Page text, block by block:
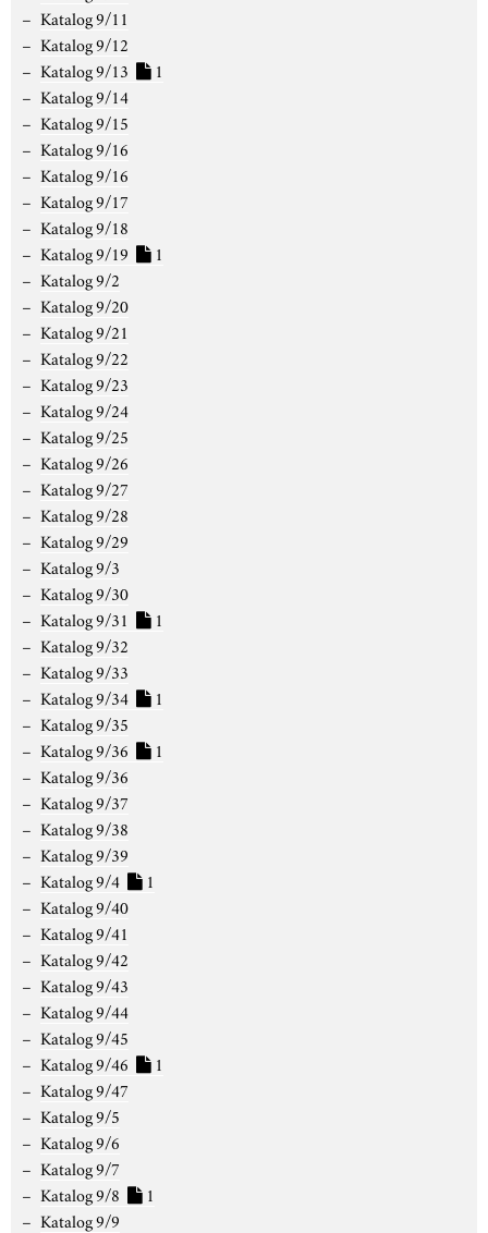
Katalog 9/11
Katalog 9/12
Katalog 9/13
1
Katalog 9/14
Katalog 9/15
Katalog 9/16
Katalog 9/16
Katalog 9/17
Katalog 9/18
Katalog 9/19
1
Katalog 9/2
Katalog 9/20
Katalog 9/21
Katalog 9/22
Katalog 9/23
Katalog 9/24
Katalog 9/25
Katalog 9/26
Katalog 9/27
Katalog 9/28
Katalog 9/29
Katalog 9/3
Katalog 9/30
Katalog 9/31
1
Katalog 9/32
Katalog 9/33
Katalog 9/34
1
Katalog 9/35
Katalog 9/36
1
Katalog 9/36
Katalog 9/37
Katalog 9/38
Katalog 9/39
Katalog 9/4
1
Katalog 9/40
Katalog 9/41
Katalog 9/42
Katalog 9/43
Katalog 9/44
Katalog 9/45
Katalog 9/46
1
Katalog 9/47
Katalog 9/5
Katalog 9/6
Katalog 9/7
Katalog 9/8
1
Katalog 9/9